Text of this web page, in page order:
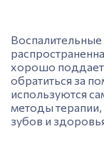
Воспалительные
хорошо
обратиться за
используются
методы
зубов и